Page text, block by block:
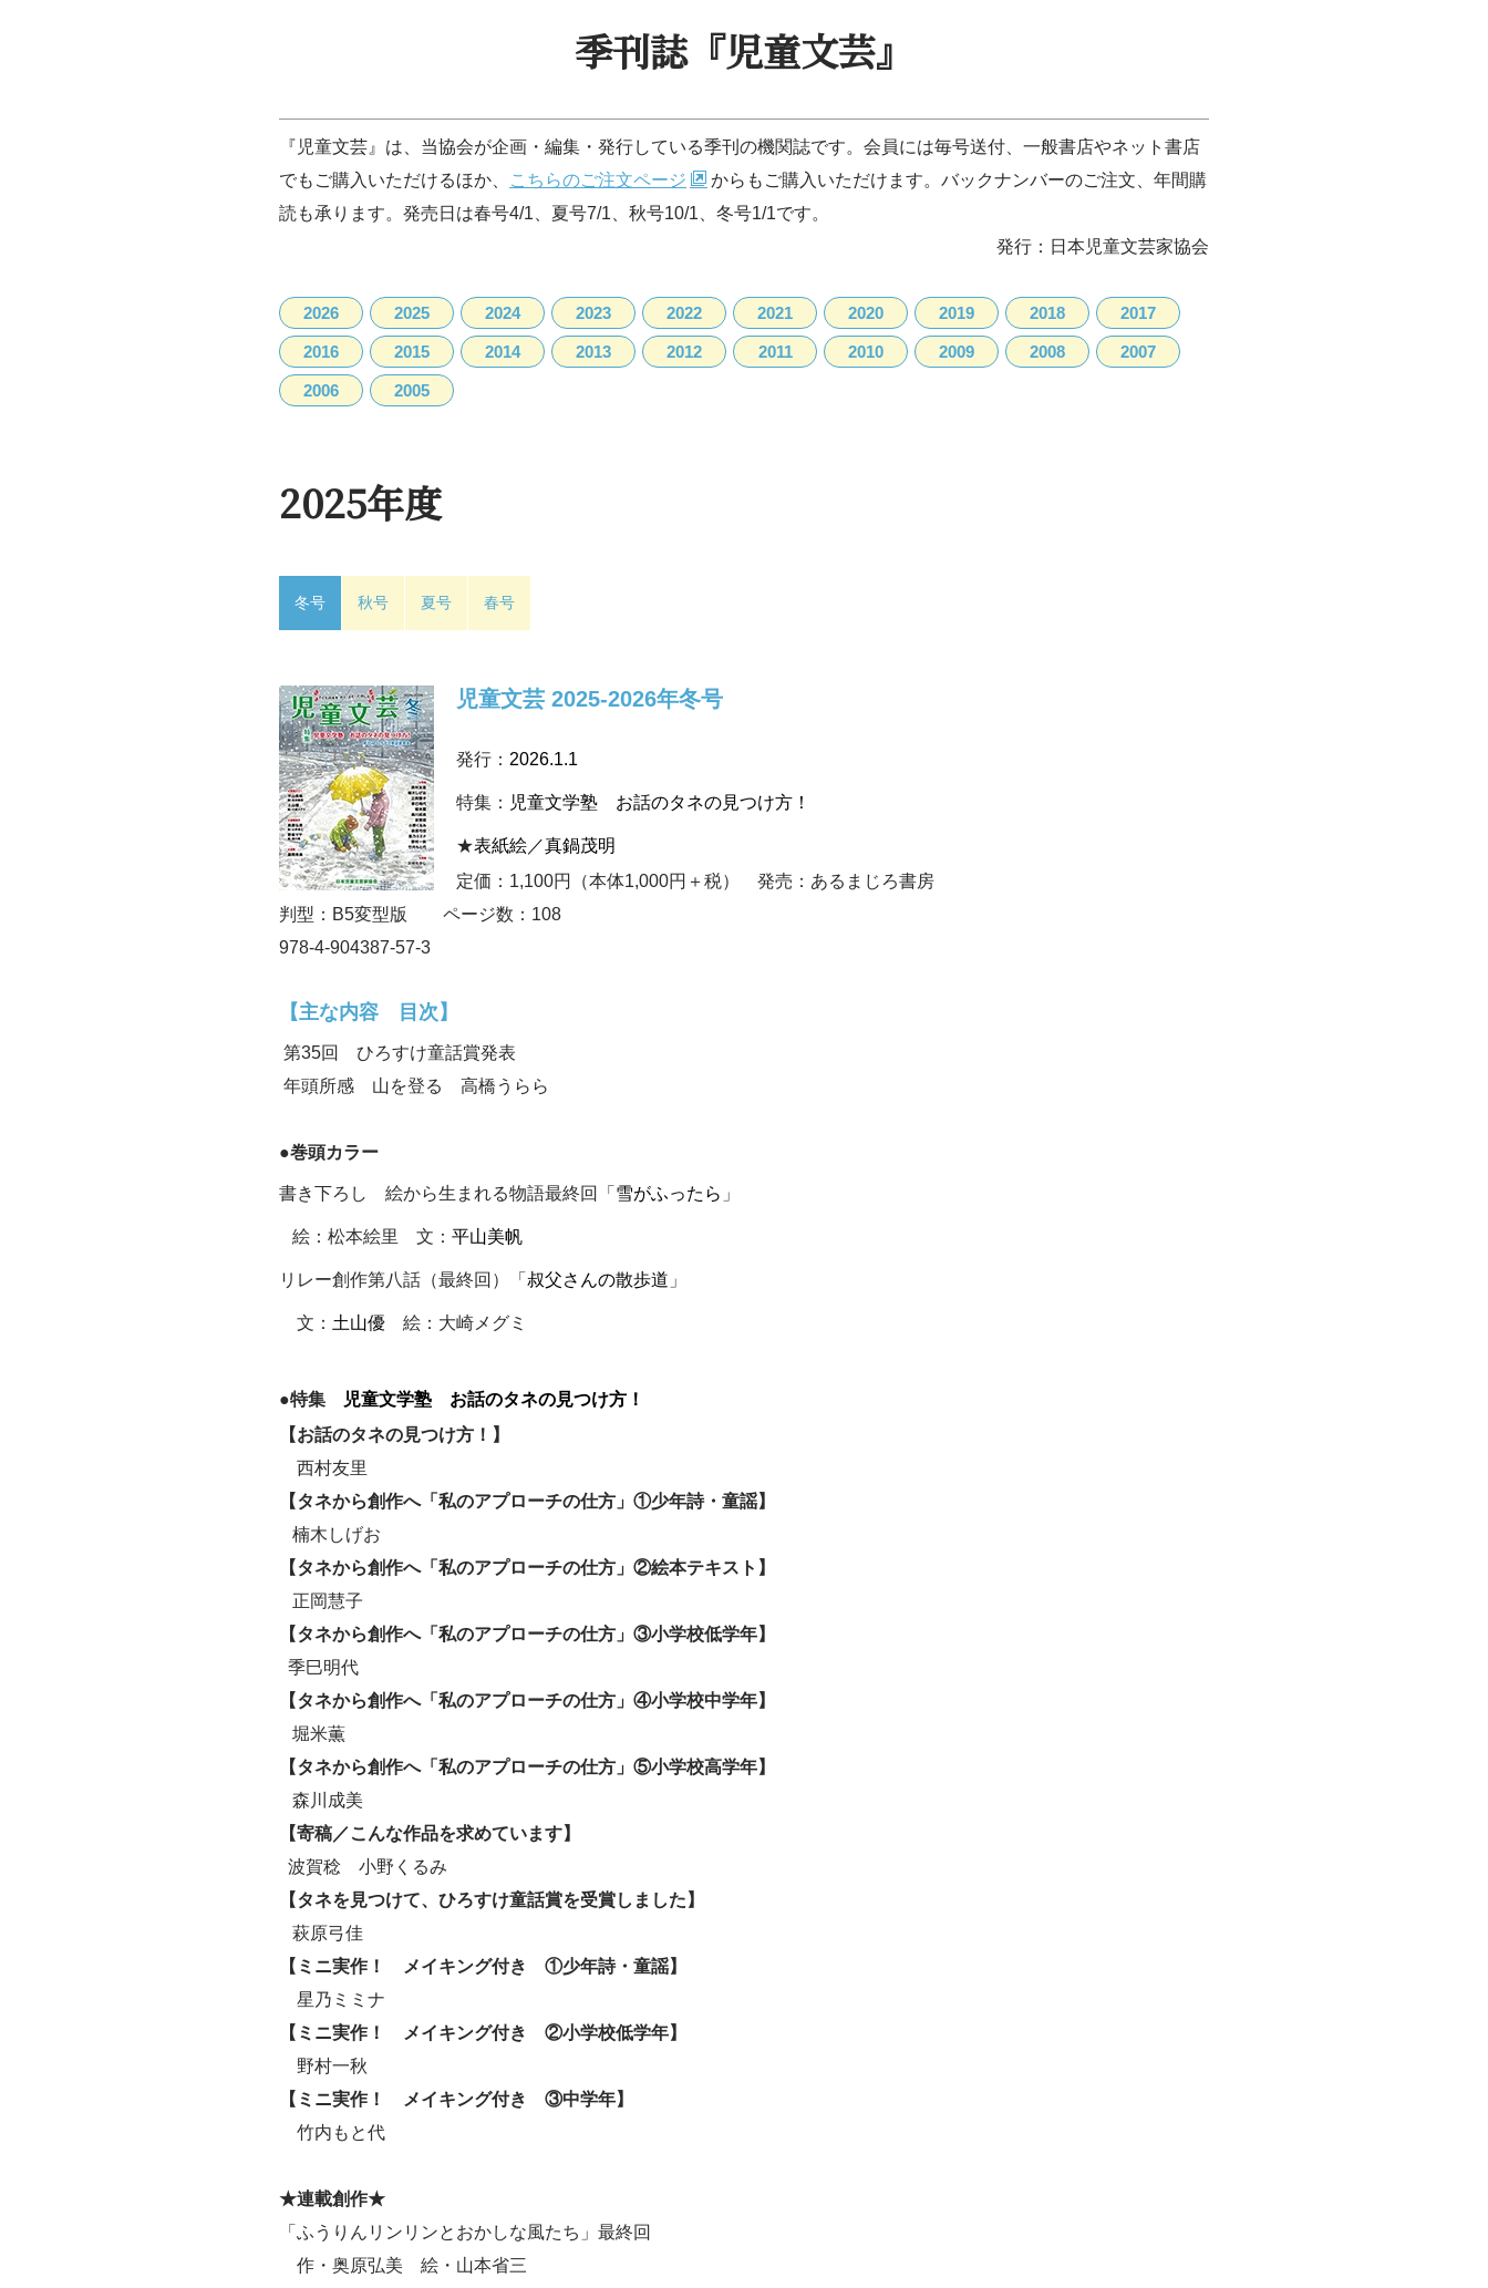
季刊誌『児童文芸』
『児童文芸』は、当協会が企画・編集・発行している季刊の機関誌です。会員には毎号送付、一般書店やネット書店
でもご購入いただけるほか、
こちらのご注文ページ
からもご購入いただけます。バックナンバーのご注文、年間購
読も承ります。 発売日は春号4/1、夏号7/1、秋号10/1、冬号1/1です。
発行：日本児童文芸家協会
2026 2025 2024 2023 2022 2021 2020 2019 2018 2017
2016 2015 2014 2013 2012 2011 2010 2009 2008 2007
2006 2005
2025年度
冬号 秋号 夏号 春号
児童文芸 2025-2026年冬号
発行： 2026.1.1
特集： 児童文学塾 お話のタネの見つけ方！
★表紙絵／真鍋茂明
定価：1,100円（本体1,000円＋税） 発売：あるまじろ書房
判型：B5変型版 ページ数： 108
978-4-904387-57-3
【主な内容 目次】
第35回 ひろすけ童話賞発表
年頭所感 山を登る 高橋うらら
●巻頭カラー
書き下ろし 絵から生まれる物語最終回「 雪がふったら 」
絵：松本絵里 文： 平山美帆
リレー創作第八話（最終回）「 叔父さんの散歩道 」
文： 土山優 絵：大崎メグミ
●特集
児童文学塾 お話のタネの見つけ方！
【お話のタネの見つけ方！】
西村友里
【タネから創作へ「私のアプローチの仕方」①少年詩・童謡】
楠木しげお
【タネから創作へ「私のアプローチの仕方」②絵本テキスト】
正岡慧子
【タネから創作へ「私のアプローチの仕方」③小学校低学年】
季巳明代
【タネから創作へ「私のアプローチの仕方」④小学校中学年】
堀米薫
【タネから創作へ「私のアプローチの仕方」⑤小学校高学年】
森川成美
【寄稿／こんな作品を求めています】
波賀稔 小野くるみ
【タネを見つけて、ひろすけ童話賞を受賞しました】
萩原弓佳
【ミニ実作！ メイキング付き ①少年詩・童謡】
星乃ミミナ
【ミニ実作！ メイキング付き ②小学校低学年】
野村一秋
【ミニ実作！ メイキング付き ③中学年】
竹内もと代
★連載創作★
「ふうりんリンリンとおかしな風たち」最終回
作・奥原弘美 絵・山本省三